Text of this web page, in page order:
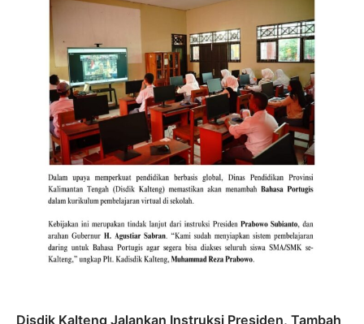
Disdik Kalteng Jalankan Instruksi Presiden, Tambah